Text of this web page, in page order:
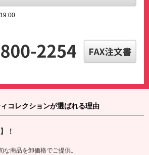
コレクションが選ばれる理由
！
商品を卸価格でご提供。